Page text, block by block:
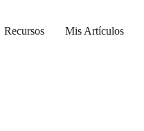
Recursos Mis Artículos